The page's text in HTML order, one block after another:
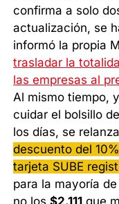
confirma a solo
actualización, se
informó la propia
trasladar la
las empresas al
Al mismo tiempo,
cuidar el bolsillo
los días, se
descuento del
tarjeta SUBE
para la mayoría
no los$2.111 que